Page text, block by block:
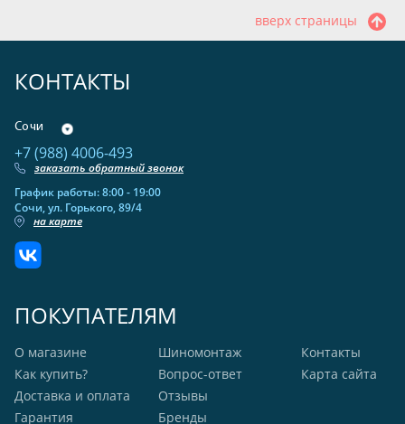
вверх страницы
КОНТАКТЫ
Сочи
+7 (988) 4006-493
заказать обратный звонок
График работы: 8:00 - 19:00
Сочи, ул. Горького, 89/4
на карте
ПОКУПАТЕЛЯМ
О магазине
Как купить?
Доставка и оплата
Гарантия
Шиномонтаж
Вопрос-ответ
Отзывы
Бренды
Контакты
Карта сайта